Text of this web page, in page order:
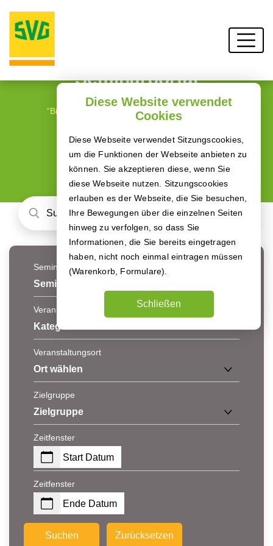
Diese Website verwendet
Cookies
Diese Webseite verwendet Sitzungscookies,
um die Funktionen der Webseite anbieten zu
können. Sie akzeptieren diese, wenn Sie
diese Webseite nutzen. Sitzungscookies
erlauben es der Webseite, die Sie besuchen,
Ihre Bewegungen über die einzelnen Seiten
hinweg zu verfolgen, so dass Sie
Informationen, die Sie bereits eingetragen
haben, nicht noch einmal eintragen müssen
(Warenkorb, Formulare).
Schließen
Seminarportal
“Bildung beginnt mit Neugierde.“ (Peter Bieri)
Seminar-Typ
Seminar-Typ
Veranstaltungs-Kategorie
Kategorie wählen
Veranstaltungsort
Ort wählen
Zielgruppe
Zielgruppe
Zeitfenster
Start Datum
Zeitfenster
Ende Datum
Suchen Zurücksetzen